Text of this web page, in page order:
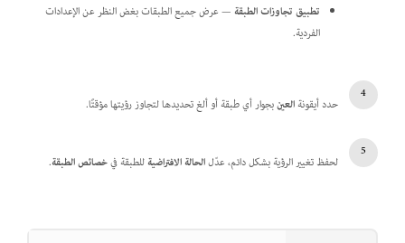
تطبيق تجاوزات الطبقة— عرض جميع الطبقات بغض النظر عن الإعدادات
الفردية.
حدد أيقونةالعينبجوار أي طبقة أو ألغ تحديدها لتجاوز رؤيتها مؤقتًا.
لحفظ تغيير الرؤية بشكل دائم، عدّلالحالة الافتراضيةللطبقة فيخصائص الطبقة.